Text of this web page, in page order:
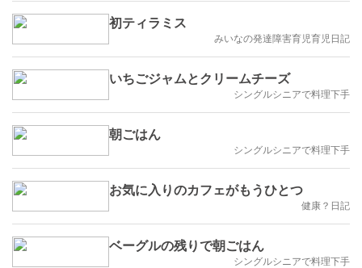
初ティラミス
みいなの発達障害育児育児日記
いちごジャムとクリームチーズ
シングルシニアで料理下手
朝ごはん
シングルシニアで料理下手
お気に入りのカフェがもうひとつ
健康？日記
ベーグルの残りで朝ごはん
シングルシニアで料理下手